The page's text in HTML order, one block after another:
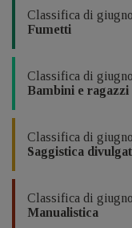
Classifica di
Fumetti
Classifica di
Bambini e ragazzi
Classifica di
Saggistica
Classifica di
Manualistica